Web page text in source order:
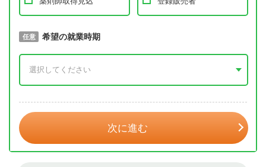
必須 取得予定年
任意 希望の就業時期
次に進む